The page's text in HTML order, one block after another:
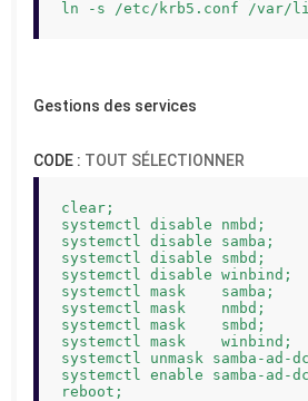
ln -s /etc/krb5.conf /var/
Gestions des services
CODE : TOUT SÉLECTIONNER
clear;
systemctl disable nmbd;
systemctl disable samba;
systemctl disable smbd;
systemctl disable winbind;
systemctl mask    samba;
systemctl mask    nmbd;
systemctl mask    smbd;
systemctl mask    winbind;
systemctl unmask samba-ad-
systemctl enable samba-ad-
reboot;